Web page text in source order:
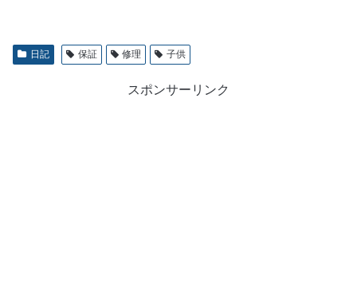
日記 保証 修理 子供
スポンサーリンク